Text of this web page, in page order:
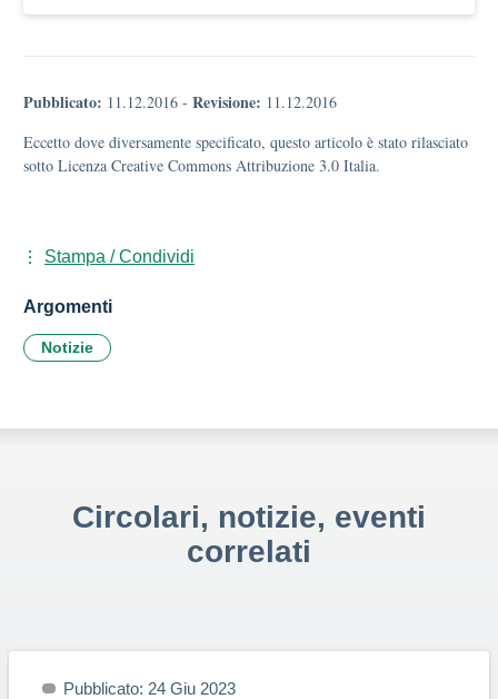
Pubblicato: 11.12.2016 - Revisione: 11.12.2016
Eccetto dove diversamente specificato, questo articolo è stato rilasciato
sotto Licenza Creative Commons Attribuzione 3.0 Italia.
Stampa / Condividi
Argomenti
Notizie
Circolari, notizie, eventi
correlati
Pubblicato: 24 Giu 2023